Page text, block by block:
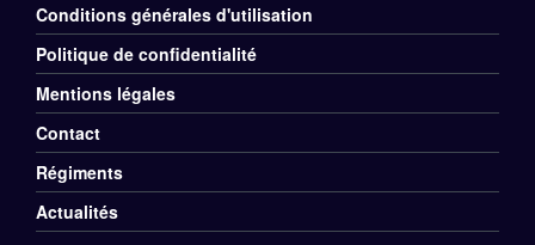
Menu
Rubriques
Pied
de
page
Conditions générales d'utilisation
Politique de confidentialité
Mentions légales
Contact
Menu
Régiments
Actualités